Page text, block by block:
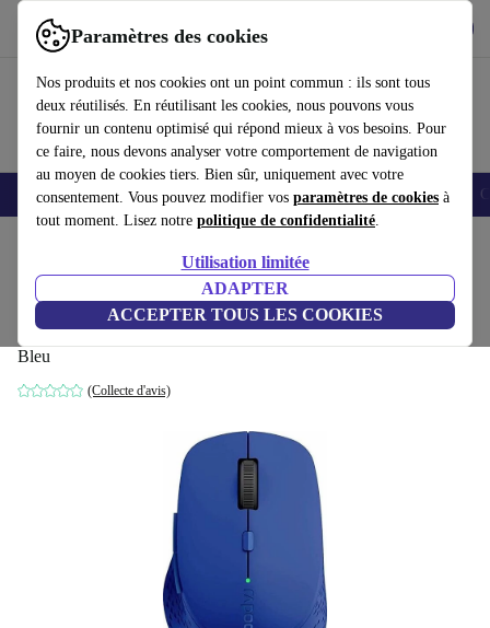
Paramètres des cookies
Nos produits et nos cookies ont un point commun : ils sont tous
deux réutilisés. En réutilisant les cookies, nous pouvons vous
fournir un contenu optimisé qui répond mieux à vos besoins. Pour
ce faire, nous devons analyser votre comportement de navigation
au moyen de cookies tiers. Bien sûr, uniquement avec votre
consentement. Vous pouvez modifier vos paramètres de cookies à
tout moment. Lisez notre politique de confidentialité.
Utilisation limitée
ADAPTER
ACCEPTER TOUS LES COOKIES
Utilisez refurbed rapidement et facilement
Smartphones Laptops Tablettes Montres connectées Accessoires
Rapoo M300 Silencieuse Multi-Mode
Sans Fil
Bleu
(Collecte d'avis)